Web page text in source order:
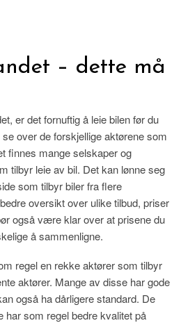
– dette må
er det fornuftig å leie bilen før du
over de forskjellige aktørene som
finnes mange selskaper og
tilbyr leie av bil. Det kan lønne seg
som tilbyr biler fra flere
oversikt over ulike tilbud, priser
også være klar over at prisene du
å sammenligne.
regel en rekke aktører som tilbyr
aktører. Mange av disse har gode
også ha dårligere standard. De
har som regel bedre kvalitet på